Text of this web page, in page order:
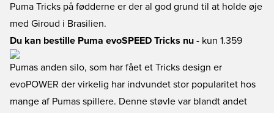
Puma Tricks på fødderne er der al god grund til at holde øje
med Giroud i Brasilien.
Du kan bestille Puma evoSPEED Tricks nu - kun 1.359
Pumas anden silo, som har fået et Tricks design er
evoPOWER der virkelig har indvundet stor popularitet hos
mange af Pumas spillere. Denne støvle var blandt andet